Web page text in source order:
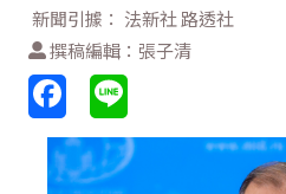
新聞引據： 法新社 路透社
撰稿編輯：張子清